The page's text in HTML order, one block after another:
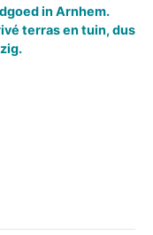
in Arnhem.
terras en tuin, dus